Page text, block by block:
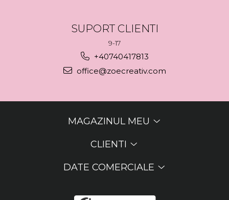
SUPORT CLIENTI
9-17
+40740417813
office@zoecreativ.com
MAGAZINUL MEU
CLIENTI
DATE COMERCIALE